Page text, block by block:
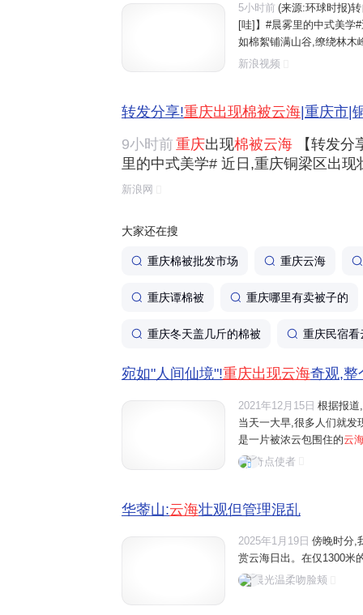
5小时前 (来源:环球时报)
[哇]】#晨雾里的中式美学
如棉絮铺满山谷,缭绕林木
腾,暖橙霞光漫过云涛,为
新浪视频
转发分享!重庆出现棉被云海|重庆市|
9小时前 重庆出现棉被云海 【转发分
里的中式美学# 近日,重庆铜梁区出
满山谷,缭绕林木峰峦,深浅山林在薄
音乐/@卡布叻_周深 )...
新浪网
大家还在搜
重庆棉被批发市场 重庆云海
重庆谭棉被 重庆哪里有卖被子的
重庆冬天盖几斤的棉被 重庆民宿看
宛如"人间仙境"!重庆出现云海奇观,整
2021年12月15日 根据报道
当天一大早,很多人们就发
是一片被浓云包围住的云
海之中,看起来非常壮观又
奇点使者
华蓥山:云海壮观但管理混乱
2025年1月19日 傍晚时分,
赏云海日出。在仅1300米
晨光温柔吻脸颊